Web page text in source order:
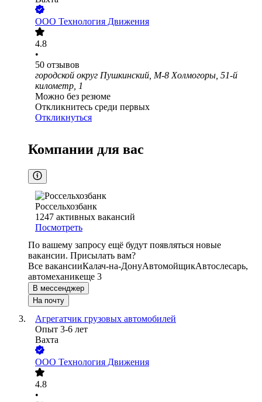
ООО Технология Движения
4.8
•
50 отзывов
городской округ Пушкинский, М-8 Холмогоры, 51-й
километр, 1
Можно без резюме
Откликнитесь среди первых
Откликнуться
Компании для вас
Россельхозбанк
1247 активных вакансий
Посмотреть
По вашему запросу ещё будут появляться новые
вакансии. Присылать вам?
Все вакансииКалач-на-ДонуАвтомойщикАвтослесарь,
автомеханикеще 3
В мессенджер
На почту
Агрегатчик грузовых автомобилей
Опыт 3-6 лет
Вахта
ООО Технология Движения
4.8
•